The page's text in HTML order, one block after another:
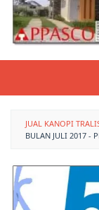
JUAL KANOPI
BULAN JULI 2017 -